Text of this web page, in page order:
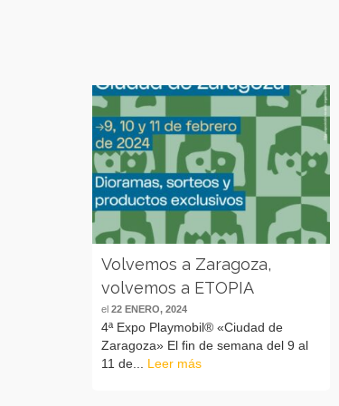
Volvemos a Zaragoza,
volvemos a ETOPIA
el 22 ENERO, 2024
4ª Expo Playmobil® «Ciudad de
Zaragoza» El fin de semana del 9 al
11 de... Leer más